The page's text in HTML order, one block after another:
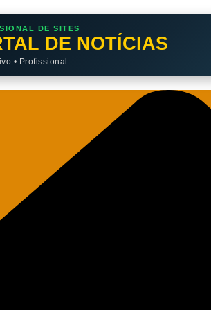
DE SITES
DE NOTÍCIAS
• Profissional